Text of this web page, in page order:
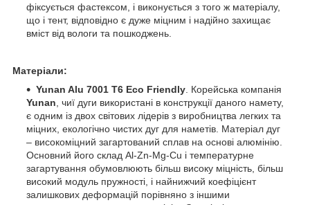
фіксується фастексом, і виконується з того ж матеріалу,
що і тент, відповідно є дуже міцним і надійно захищає
вміст від вологи та пошкоджень.
Матеріали:
Yunan Alu 7001 T6 Eco Friendly Корейська компанія
Yunan , чиї дуги використані в конструкції даного намету,
є одним із двох світових лідерів з виробництва легких та
міцних, екологічно чистих дуг для наметів. Матеріал дуг
– високоміцний загартований сплав на основі алюмінію.
Основний його склад Al-Zn-Mg-Cu і температурне
загартування обумовлюють більш високу міцність, більш
високий модуль пружності, і найнижчий коефіцієнт
залишкових деформацій порівняно з іншими